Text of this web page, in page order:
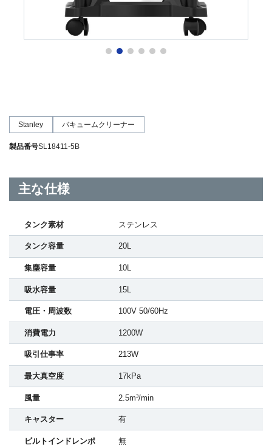
Stanley バキュームクリーナー
製品番号SL18411-5B
主な仕様
タンク素材 ステンレス
タンク容量 20L
集塵容量 10L
吸水容量 15L
電圧・周波数 100V 50/60Hz
消費電力 1200W
吸引仕事率 213W
最大真空度 17kPa
風量 2.5m³/min
キャスター 有
ビルトインドレンポ
無